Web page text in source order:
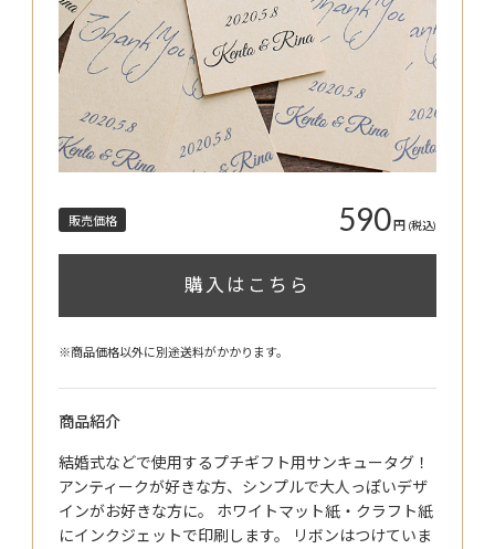
販売価格 590 円 (税込)
購入はこちら
※商品価格以外に別途送料がかかります。
商品紹介
結婚式などで使用するプチギフト用サンキュータグ！
アンティークが好きな方、シンプルで大人っぽいデザ
インがお好きな方に。 ホワイトマット紙・クラフト紙
にインクジェットで印刷します。 リボンはつけていま